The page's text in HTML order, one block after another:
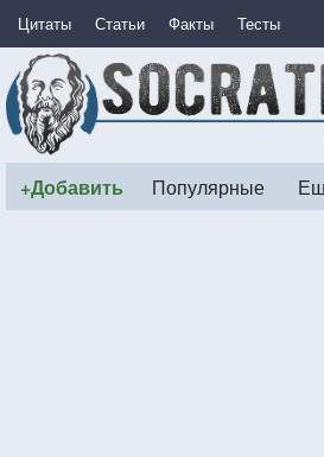
Цитаты Статьи Факты Тесты
+Добавить Популярные